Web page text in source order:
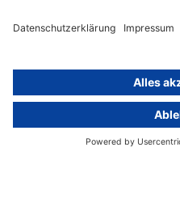
Unsere Experten
Kontakt